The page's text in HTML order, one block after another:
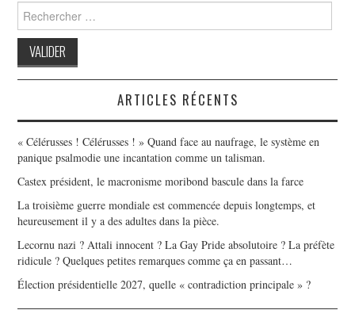
Search
for:
ARTICLES RÉCENTS
« Célérusses ! Célérusses ! » Quand face au naufrage, le système en
panique psalmodie une incantation comme un talisman.
Castex président, le macronisme moribond bascule dans la farce
La troisième guerre mondiale est commencée depuis longtemps, et
heureusement il y a des adultes dans la pièce.
Lecornu nazi ? Attali innocent ? La Gay Pride absolutoire ? La préfète
ridicule ? Quelques petites remarques comme ça en passant…
Élection présidentielle 2027, quelle « contradiction principale » ?